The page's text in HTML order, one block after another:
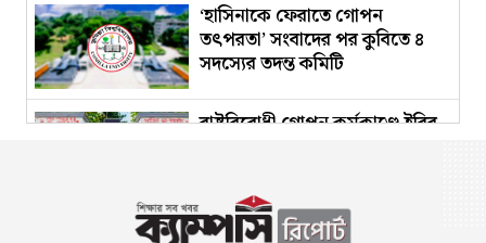
‘হাসিনাকে ফেরাতে গোপন
তৎপরতা’ সংবাদের পর কুবিতে ৪
সদস্যের তদন্ত কমিটি
রাষ্ট্রবিরোধী গোপন কর্মকাণ্ডে ইবির
কুবিতে উদযাপিত হলো ‘জুলাই